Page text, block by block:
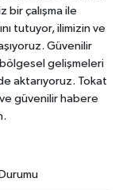
bir çalışma ile
tutuyor, ilimizin ve
Güvenilir
gelişmeleri
aktarıyoruz. Tokat
güvenilir habere